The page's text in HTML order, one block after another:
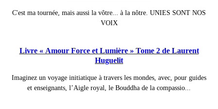
C'est ma tournée, mais aussi la vôtre... à la nôtre. UNIES SONT NOS
VOIX
Livre « Amour Force et Lumière » Tome 2 de Laurent
Huguelit
Imaginez un voyage initiatique à travers les mondes, avec, pour guides
et enseignants, l’Aigle royal, le Bouddha de la compassio...